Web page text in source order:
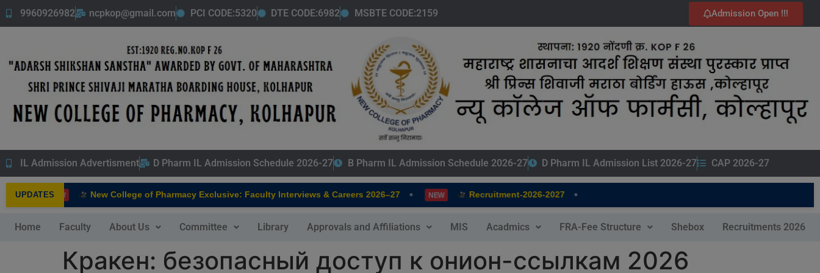
9960926982 ncpkop@gmail.com PCI CODE:5320 DTE CODE:6982 MSBTE CODE:2159 Admission Open !!!
IL Admission Advertisment D Pharm IL Admission Schedule 2026-27 B Pharm IL Admission Schedule 2026-27 D Pharm IL Admission List 2026-27 CAP 2026-27
UPDATES
NEW New College of Pharmacy Exclusive: Faculty Interviews & Careers 2026–27 • Recruitment-2026-2027 •
Home Faculty About Us Committee Library Approvals and Affiliations MIS Acadmics FRA-Fee Structure Shebox Recruitments 2026
Кракен: безопасный доступ к онион-ссылкам 2026